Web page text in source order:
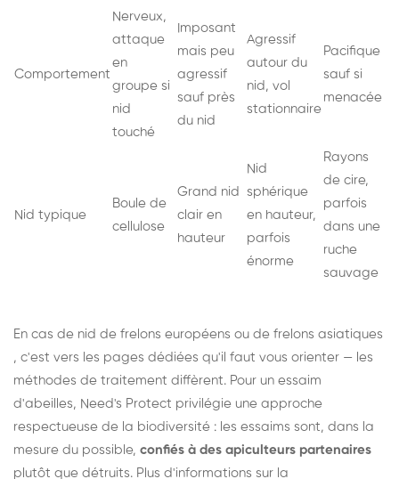
Comportement
Nerveux,
attaque
en
groupe si
nid
touché
Imposant
mais peu
agressif
sauf près
du nid
Agressif
autour du
nid, vol
stationnaire
Pacifique
sauf si
menacée
Nid typique
Boule de
cellulose
Grand nid
clair en
hauteur
Nid
sphérique
en hauteur,
parfois
énorme
Rayons
de cire,
parfois
dans une
ruche
sauvage
En cas de nid de frelons européens ou de frelons asiatiques
, c'est vers les pages dédiées qu'il faut vous orienter — les
méthodes de traitement diffèrent. Pour un essaim
d'abeilles, Need's Protect privilégie une approche
respectueuse de la biodiversité : les essaims sont, dans la
mesure du possible, confiés à des apiculteurs partenaires
plutôt que détruits. Plus d'informations sur la